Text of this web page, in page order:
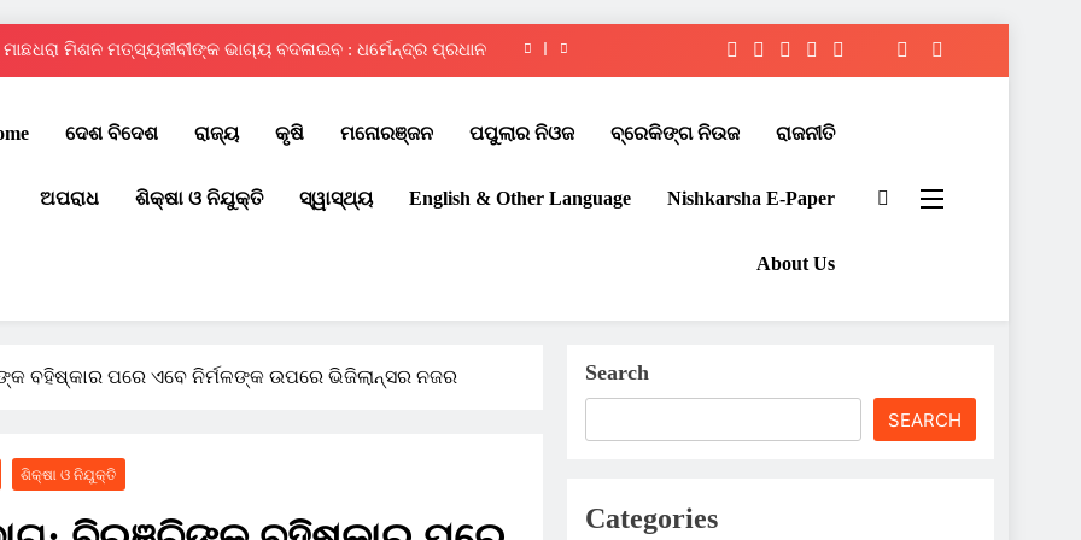
ମିଶନ ମତ୍ସ୍ୟଜୀବୀଙ୍କ ଭାଗ୍ୟ ବଦଳାଇବ : ଧର୍ମେନ୍ଦ୍ର ପ୍ରଧାନ
ଚୌଦ୍ୱାର ଆମ୍ବିସନ କ୍ଲବରେ ମେଗା ରକ୍ତଦାନ ଶିବିର
ପବିତ୍ର ବାହୁଡ଼ା ଯାତ୍ରା: ଜନ୍ମବେଦୀରୁ ରତ୍ନବେଦୀକୁ ବାହୁଡ଼ିଲେ ମହାବାହୁ
ଦେଶ ବିଦେଶ ରାଜ୍ୟ କୃଷି ମନୋରଞ୍ଜନ ପପୁଲାର ନିଓଜ ବ୍ରେକିଙ୍ଗ ନିଉଜ ରାଜନୀତି
ଅପରାଧ ଶିକ୍ଷା ଓ ନିଯୁକ୍ତି ସ୍ୱାସ୍ଥ୍ୟ English & Other Language Nishkarsha E-Paper​
About Us
ବହିଷ୍କାର ପରେ ଏବେ ନିର୍ମଳଙ୍କ ଉପରେ ଭିଜିଲାନ୍ସର ନଜର
ଶିକ୍ଷା ଓ ନିଯୁକ୍ତି
Search
SEARCH
Categories